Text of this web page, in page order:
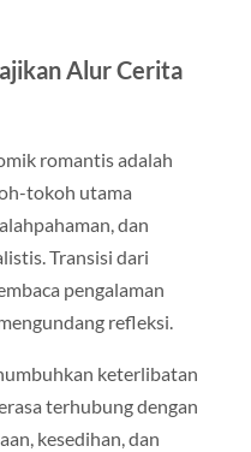
Alur Cerita
romantis adalah
tokoh utama
dan
Transisi dari
pengalaman
refleksi.
keterlibatan
terhubung dengan
kesedihan, dan